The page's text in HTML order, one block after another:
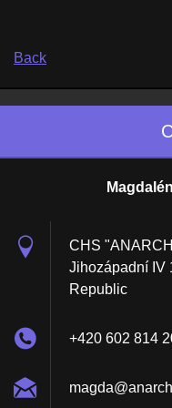
Back
CHS
Jihozápadní IV
Republic
+420 602 814
magda@an